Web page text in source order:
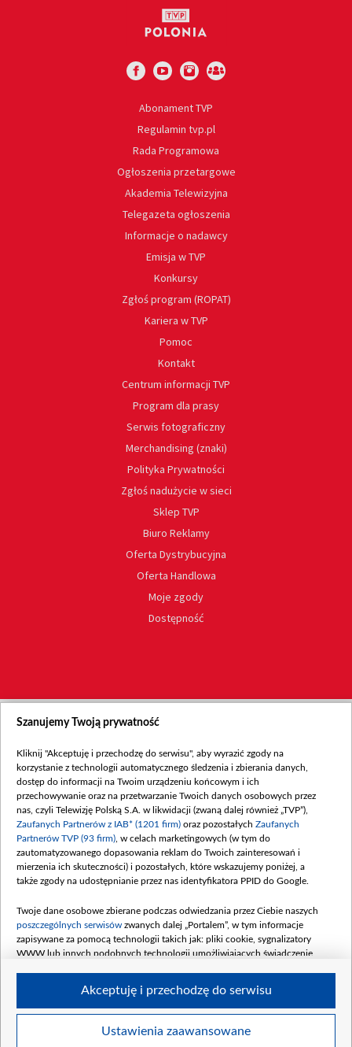
Abonament TVP
Regulamin tvp.pl
Rada Programowa
Ogłoszenia przetargowe
Akademia Telewizyjna
Telegazeta ogłoszenia
Informacje o nadawcy
Emisja w TVP
Konkursy
Zgłoś program (ROPAT)
Kariera w TVP
Pomoc
Kontakt
Centrum informacji TVP
Program dla prasy
Serwis fotograficzny
Merchandising (znaki)
Polityka Prywatności
Zgłoś nadużycie w sieci
Sklep TVP
Biuro Reklamy
Oferta Dystrybucyjna
Oferta Handlowa
Moje zgody
Dostępność
Szanujemy Twoją prywatność
Kliknij "Akceptuję i przechodzę do serwisu", aby wyrazić zgody na
korzystanie z technologii automatycznego śledzenia i zbierania danych,
dostęp do informacji na Twoim urządzeniu końcowym i ich
przechowywanie oraz na przetwarzanie Twoich danych osobowych przez
nas, czyli Telewizję Polską S.A. w likwidacji (zwaną dalej również „TVP”),
Zaufanych Partnerów z IAB* (1201 firm) oraz pozostałych Zaufanych
Partnerów TVP (93 firm) , w celach marketingowych (w tym do
zautomatyzowanego dopasowania reklam do Twoich zainteresowań i
mierzenia ich skuteczności) i pozostałych, które wskazujemy poniżej, a
także zgody na udostępnianie przez nas identyfikatora PPID do Google.
Twoje dane osobowe zbierane podczas odwiedzania przez Ciebie naszych
poszczególnych serwisów zwanych dalej „Portalem”, w tym informacje
zapisywane za pomocą technologii takich jak: pliki cookie, sygnalizatory
WWW lub innych podobnych technologii umożliwiających świadczenie
Twoje dane osobowe zbierane podczas odwiedzania przez Ciebie
Ustawienia zaawansowane
Akceptuję i przechodzę do serwisu